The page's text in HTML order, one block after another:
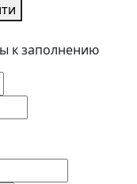
к заполнению